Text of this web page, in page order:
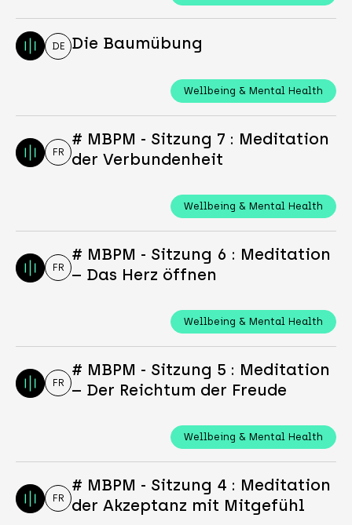
DE Die Baumübung
Wellbeing & Mental Health
FR
# MBPM - Sitzung 7 : Meditation
der Verbundenheit
Wellbeing & Mental Health
FR
# MBPM - Sitzung 6 : Meditation
– Das Herz öffnen
Wellbeing & Mental Health
FR
# MBPM - Sitzung 5 : Meditation
– Der Reichtum der Freude
Wellbeing & Mental Health
FR
# MBPM - Sitzung 4 : Meditation
der Akzeptanz mit Mitgefühl